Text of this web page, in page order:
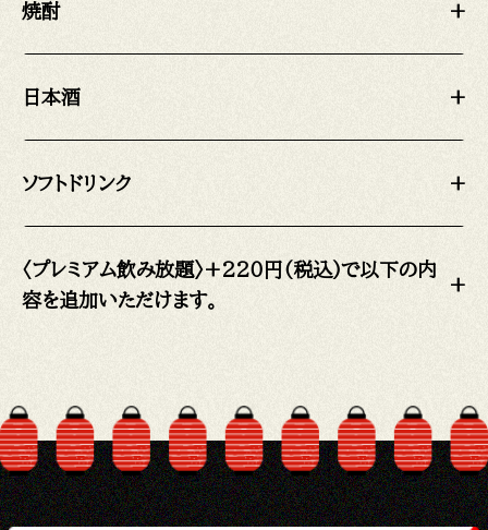
焼酎 +
日本酒 +
ソフトドリンク +
〈プレミアム飲み放題〉+220円(税込)で以下の内
容を追加いただけます。
+